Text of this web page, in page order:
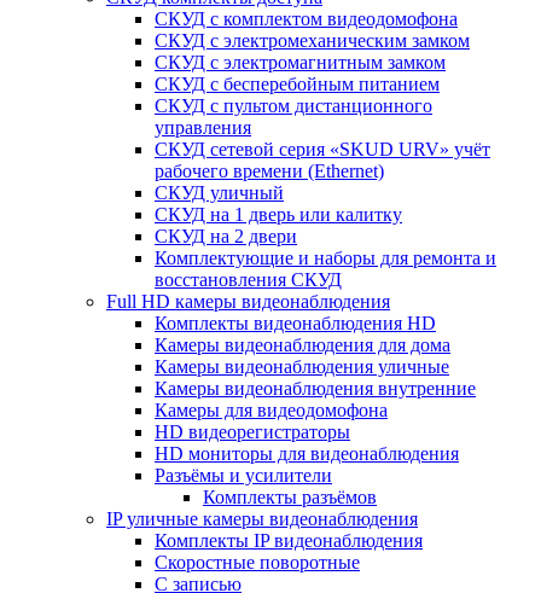
СКУД с комплектом видеодомофона
СКУД с электромеханическим замком
СКУД с электромагнитным замком
СКУД с бесперебойным питанием
СКУД с пультом дистанционного
управления
СКУД сетевой серия «SKUD URV» учёт
рабочего времени (Ethernet)
СКУД уличный
СКУД на 1 дверь или калитку
СКУД на 2 двери
Комплектующие и наборы для ремонта и
восстановления СКУД
Full HD камеры видеонаблюдения
Комплекты видеонаблюдения HD
Камеры видеонаблюдения для дома
Камеры видеонаблюдения уличные
Камеры видеонаблюдения внутренние
Камеры для видеодомофона
HD видеорегистраторы
HD мониторы для видеонаблюдения
Разъёмы и усилители
Комплекты разъёмов
IP уличные камеры видеонаблюдения
Комплекты IP видеонаблюдения
Скоростные поворотные
С записью